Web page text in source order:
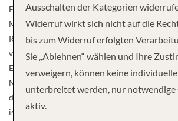
Entdeckerreise. Realisiert mit über 30 Jahren
Marktführer für Expeditionskreuzfahrten im
Raum. Wo Wunderwelten auf Sie warten
vordringen als andere, sonst verschlossene
Erkenntnissen öffnen und besonders nah an
Natur sein: Wo größere Kreuzfahrtschiffe
die Expeditionsflotte von Hapag-Lloyd
ist das Zusammenspiel von kleinen modernen
Ausschalten der Kategorien
Widerruf wirkt sich nicht auf die
bis zum Widerruf erfolgten
Sie „Ablehnen“ wählen und Ihre
verweigern, können keine
unterbreitet werden, nur notwendige
aktiv.